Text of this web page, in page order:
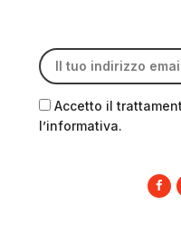
Accetto il
l’informativa.